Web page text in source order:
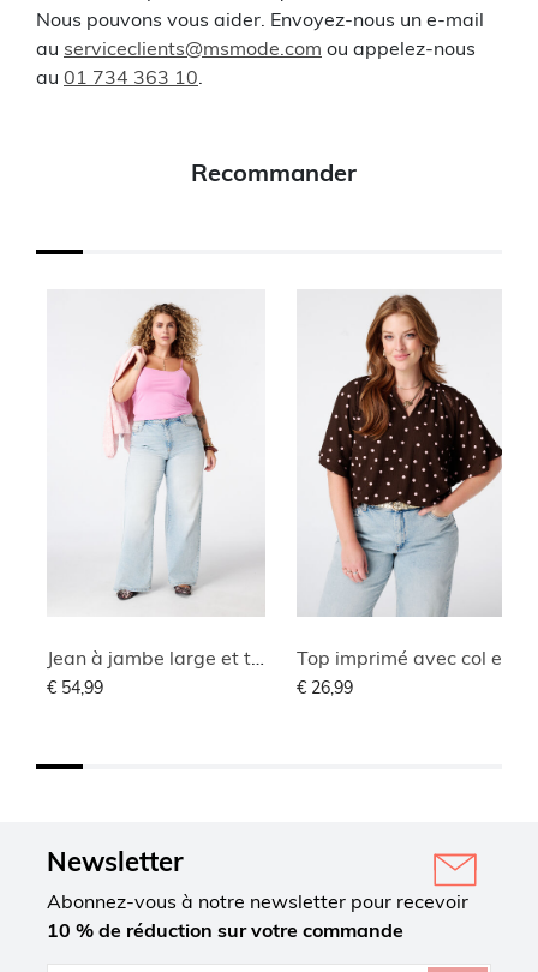
Nous pouvons vous aider. Envoyez-nous un e-mail
au serviceclients@msmode.com ou appelez-nous
au 01 734 363 10
Recommander
€ 54,99 € 26,99
Newsletter
Abonnez-vous à notre newsletter pour recevoir
10 % de réduction sur votre commande